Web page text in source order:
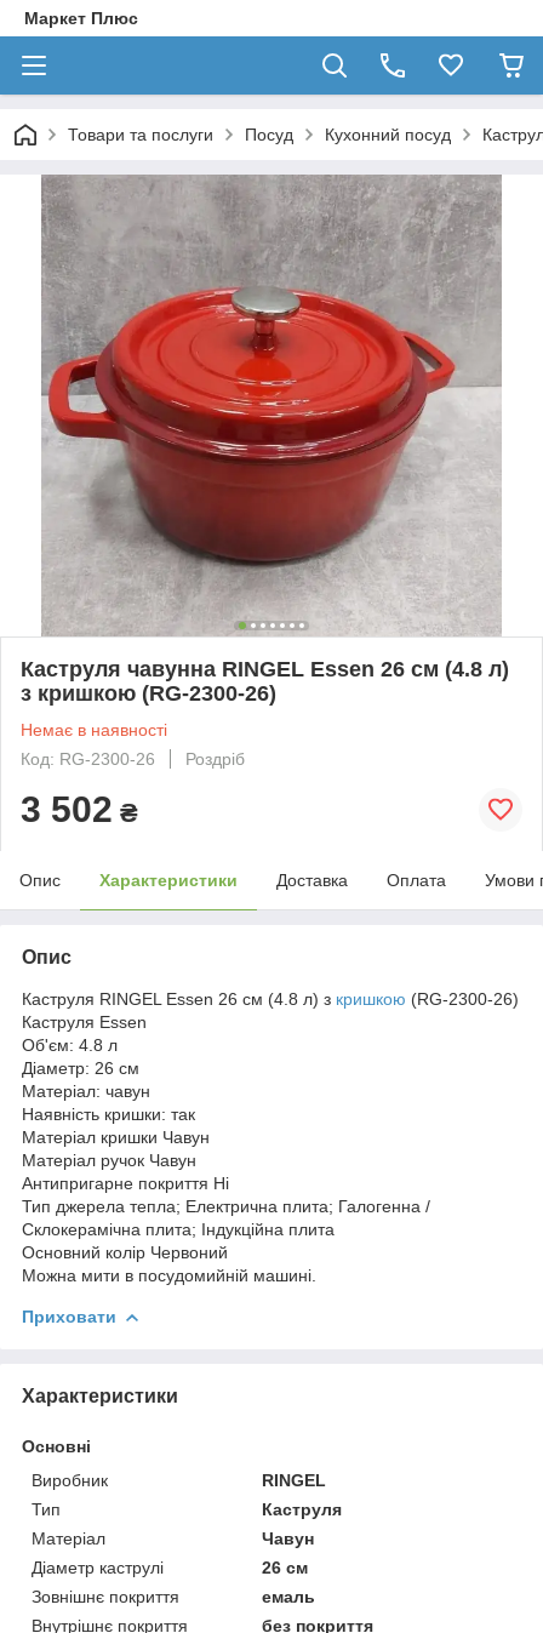
Маркет Плюс
Товари та послуги Посуд Кухонний посуд
Каструля чавунна RINGEL Essen 26 см (4.8 л)
з кришкою (RG-2300-26)
Немає в наявності
Код: RG-2300-26
Роздріб
3 502 ₴
Опис Характеристики Доставка Оплата Умови
Опис
Каструля RINGEL Essen 26 см (4.8 л) з кришкою (RG-2300-26)
Каструля Essen
Об'єм: 4.8 л
Діаметр: 26 см
Матеріал: чавун
Наявність кришки: так
Матеріал кришки Чавун
Матеріал ручок Чавун
Антипригарне покриття Ні
Тип джерела тепла; Електрична плита; Галогенна /
Склокерамічна плита; Індукційна плита
Основний колір Червоний
Можна мити в посудомийній машині.
Приховати
Характеристики
Основні
Виробник
RINGEL
Тип
Каструля
Матеріал
Чавун
Діаметр каструлі
26 см
Зовнішнє покриття
емаль
Внутрішнє покриття
без покриття